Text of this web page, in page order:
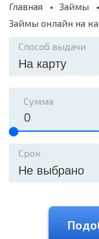
Главная Займы
Займы онлайн на
Способ выдачи
На карту
Сумма
Срок
Не выбрано